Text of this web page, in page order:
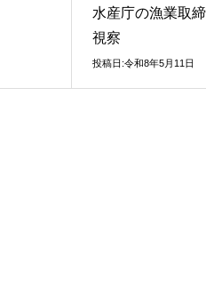
水産庁の漁業取
視察
投稿日:令和8年5月11日